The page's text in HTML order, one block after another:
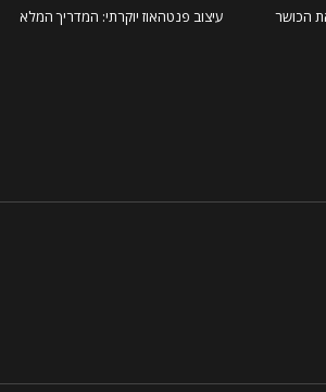
הכושר
עיצוב פנטהאוז יוקרתי: המדריך המלא